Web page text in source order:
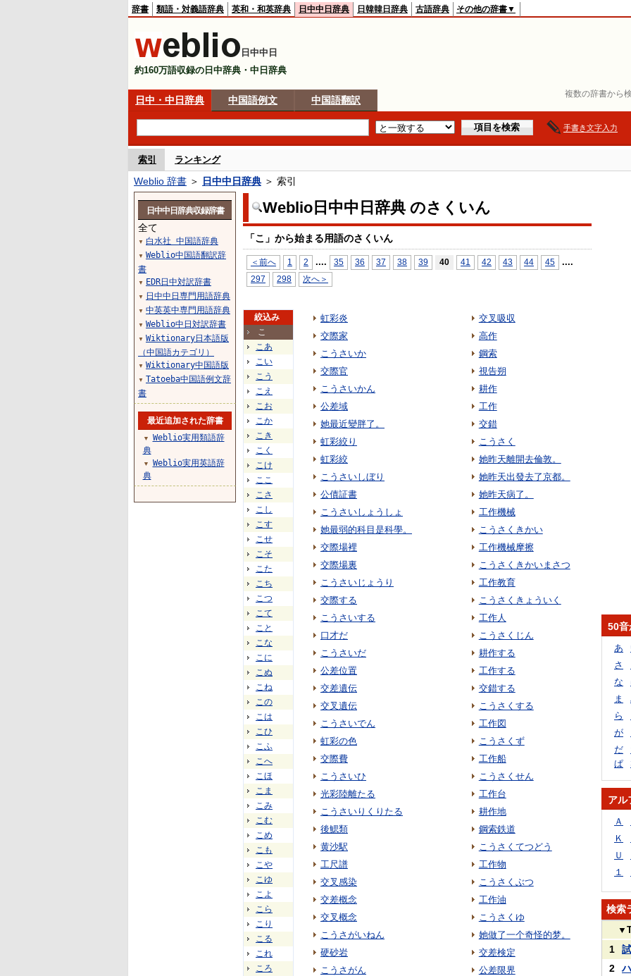
複数の辞書から
辞書 類語・対義語辞典 英和・和英辞典 日中中日辞典 日韓韓日辞典 古語辞典 その他の辞書▼
日中中日
約160万語収録の日中辞典・中日辞典
日中・中日辞典 中国語例文 中国語翻訳
手書き文字入力
索引 ランキング
Weblio 辞書 ＞ 日中中日辞典 ＞ 索引
Weblio日中中日辞典 のさくいん
「こ」から始まる用語のさくいん
＜前へ 1 2 .... 35 36 37 38 39 40 41 42 43 44 45 ....
297 298 次へ＞
絞込み
こ
こあ
こい
こう
こえ
こお
こか
こき
こく
こけ
ここ
こさ
こし
こす
こせ
こそ
こた
こち
こつ
こて
こと
こな
こに
こぬ
こね
この
こは
こひ
こふ
こへ
こほ
こま
こみ
こむ
こめ
こも
こや
こゆ
こよ
こら
こり
こる
これ
ころ
虹彩炎
交際家
こうさいか
交際官
こうさいかん
公差域
她最近變胖了。
虹彩絞り
虹彩絞
こうさいしぼり
公債証書
こうさいしょうしょ
她最弱的科目是科學。
交際場裡
交際場裏
こうさいじょうり
交際する
こうさいする
口才だ
こうさいだ
公差位置
交差遺伝
交叉遺伝
こうさいでん
虹彩の色
交際費
こうさいひ
光彩陸離たる
こうさいりくりたる
後鰓類
黄沙駅
工尺譜
交叉感染
交差概念
交叉概念
こうさがいねん
硬砂岩
こうさがん
交叉吸収
高作
鋼索
視告朔
耕作
工作
交錯
こうさく
她昨天離開去倫敦。
她昨天出發去了京都。
她昨天病了。
工作機械
こうさくきかい
工作機械摩擦
こうさくきかいまさつ
工作教育
こうさくきょういく
工作人
こうさくじん
耕作する
工作する
交錯する
こうさくする
工作図
こうさくず
工作船
こうさくせん
工作台
耕作地
鋼索鉄道
こうさくてつどう
工作物
こうさくぶつ
工作油
こうさくゆ
她做了一个奇怪的梦。
交差検定
公差限界
日中中日辞典収録辞書
全て
▼ 白水社 中国語辞典
▼ Weblio中国語翻訳辞
書
▼ EDR日中対訳辞書
▼ 日中中日専門用語辞典
▼ 中英英中専門用語辞典
▼ Weblio中日対訳辞書
▼ Wiktionary日本語版
（中国語カテゴリ）
▼ Wiktionary中国語版
▼ Tatoeba中国語例文辞
書
最近追加された辞書
▼
Weblio実用類語辞
典
▼
Weblio実用英語辞
典
50音
あ
さ
な
ま
ら
が
だ
ぱ
アル
Ａ
Ｋ
Ｕ
１
検索
▼
1
2